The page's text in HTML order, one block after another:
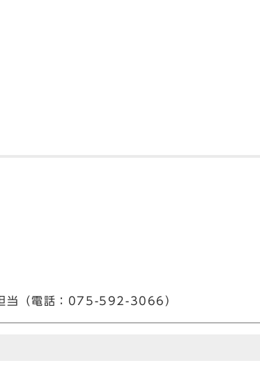
当（電話：075-592-3066）